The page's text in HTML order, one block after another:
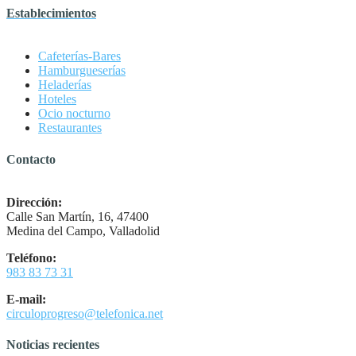
Establecimientos
Cafeterías-Bares
Hamburgueserías
Heladerías
Hoteles
Ocio nocturno
Restaurantes
Contacto
Dirección:
Calle San Martín, 16, 47400
Medina del Campo, Valladolid
Teléfono:
983 83 73 31
E-mail:
circuloprogreso@telefonica.net
Noticias recientes